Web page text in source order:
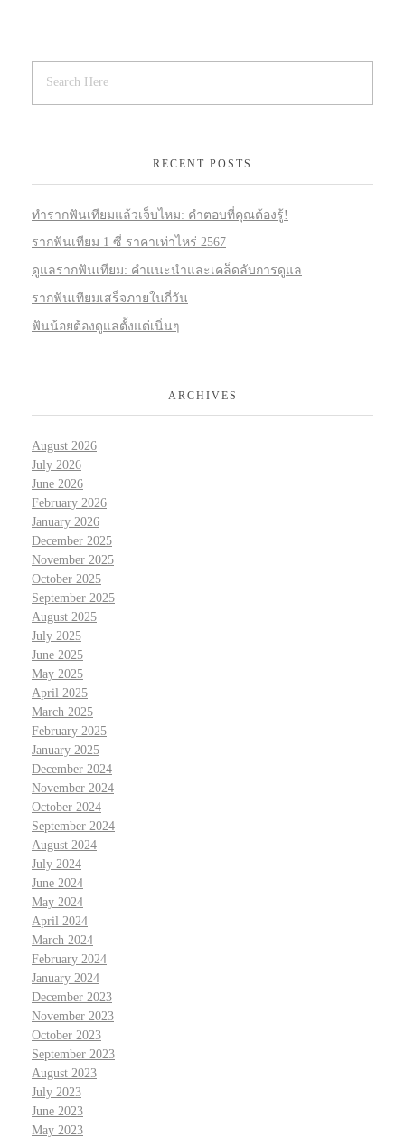
RECENT POSTS
ทำรากฟันเทียมแล้วเจ็บไหม: คำตอบที่คุณต้องรู้!
รากฟันเทียม 1 ซี่ ราคาเท่าไหร่ 2567
ดูแลรากฟันเทียม: คำแนะนำและเคล็ดลับการดูแล
รากฟันเทียมเสร็จภายในกี่วัน
ฟันน้อยต้องดูแลตั้งแต่เนิ่นๆ
ARCHIVES
August 2026
July 2026
June 2026
February 2026
January 2026
December 2025
November 2025
October 2025
September 2025
August 2025
July 2025
June 2025
May 2025
April 2025
March 2025
February 2025
January 2025
December 2024
November 2024
October 2024
September 2024
August 2024
July 2024
June 2024
May 2024
April 2024
March 2024
February 2024
January 2024
December 2023
November 2023
October 2023
September 2023
August 2023
July 2023
June 2023
May 2023